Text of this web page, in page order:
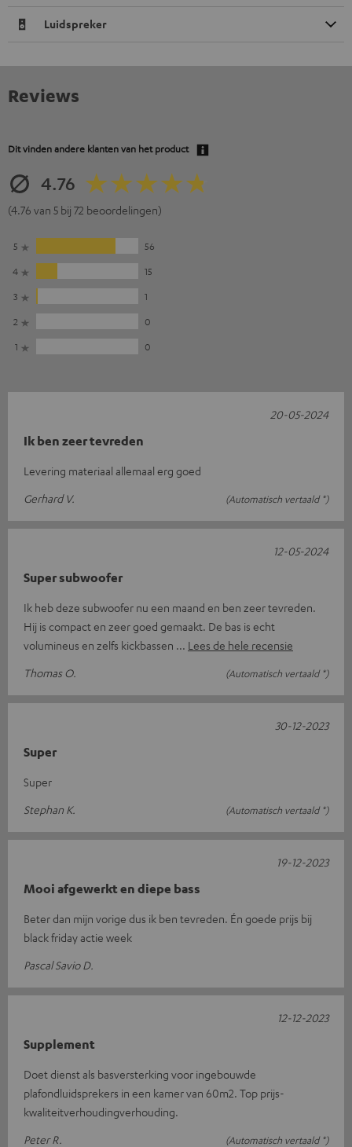
Luidspreker
Reviews
Dit vinden andere klanten van het product
4.76
(4.76 van 5 bij 72 beoordelingen)
5
56
4
15
3
1
2
0
1
0
Ik ben zeer tevreden
Levering materiaal allemaal erg goed
Gerhard V.
(Automatisch vertaald *)
20-05-2024
Super subwoofer
Ik heb deze subwoofer nu een maand en ben zeer tevreden.
Hij is compact en zeer goed gemaakt. De bas is echt
volumineus en zelfs kickbassen
Lees de hele recensie
Thomas O.
(Automatisch vertaald *)
12-05-2024
Super
Super
Stephan K.
(Automatisch vertaald *)
30-12-2023
Mooi afgewerkt en diepe bass
Beter dan mijn vorige dus ik ben tevreden. Én goede prijs bij
black friday actie week
Pascal Savio D.
19-12-2023
Supplement
Doet dienst als basversterking voor ingebouwde
plafondluidsprekers in een kamer van 60m2. Top prijs-
kwaliteitverhoudingverhouding.
Peter R.
(Automatisch vertaald *)
12-12-2023